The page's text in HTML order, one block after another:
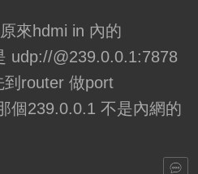
來hdmi in 內的
udp://@239.0.0.1:7878
router 做port
個239.0.0.1 不是內網的